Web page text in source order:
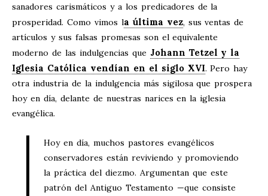
sanadores carismáticos y a los predicadores de la
prosperidad. Como vimos la última vez, sus ventas de
artículos y sus falsas promesas son el equivalente
moderno de las indulgencias que Johann Tetzel y la
Iglesia Católica vendían en el siglo XVI. Pero hay
otra industria de la indulgencia más sigilosa que prospera
hoy en día, delante de nuestras narices en la iglesia
evangélica.
Hoy en día, muchos pastores evangélicos
conservadores están reviviendo y promoviendo
la práctica del diezmo. Argumentan que este
patrón del Antiguo Testamento —que consiste